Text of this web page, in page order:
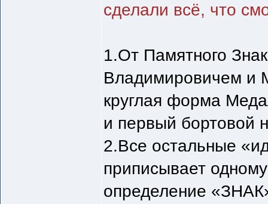
сделали всё, что
1.От Памятного
Владимировичем и
круглая форма
и первый бортовой
2.Все остальные
приписывает
определение